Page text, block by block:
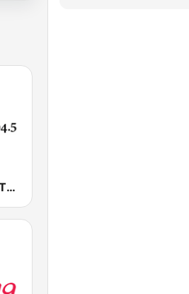
YTN 라디오 (YTN FM) - 24 Hours News Channel